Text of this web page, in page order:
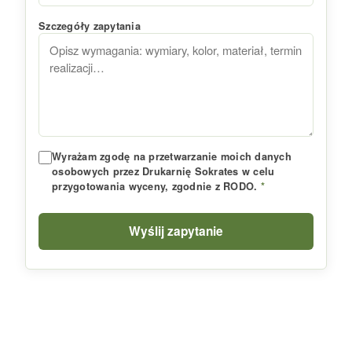
Szczegóły zapytania
Wyrażam zgodę na przetwarzanie moich danych
osobowych przez Drukarnię Sokrates w celu
przygotowania wyceny, zgodnie z RODO. *
Wyślij zapytanie